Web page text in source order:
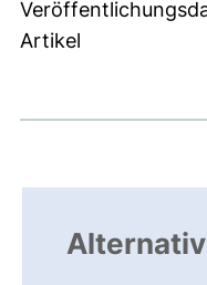
Artikel